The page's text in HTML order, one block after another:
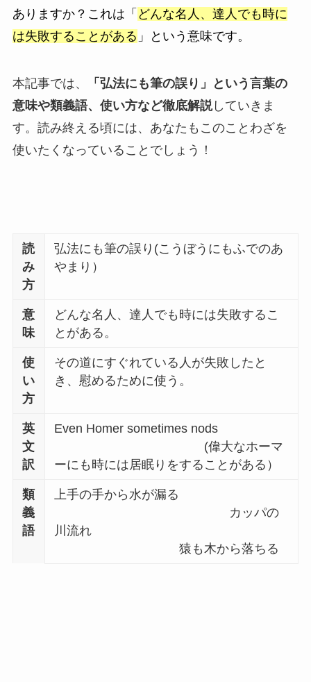
ありますか？これは「 どんな名人、達人でも時に
は失敗することがある 」という意味です。
本記事では、
「弘法にも筆の誤り」という言葉の
意味や類義語、使い方など徹底解説していきま
す。読み終える頃には、あなたもこのことわざを
使いたくなっていることでしょう！
読
み
方
弘法にも筆の誤り(こうぼうにもふでのあ
やまり）
意
味
どんな名人、達人でも時には失敗するこ
とがある。
使
い
方
その道にすぐれている人が失敗したと
き、慰めるために使う。
英
文
訳
Even Homer sometimes nods
(偉大なホーマ
ーにも時には居眠りをすることがある）
類
義
語
上手の手から水が漏る
カッパの
川流れ
猿も木から落ちる